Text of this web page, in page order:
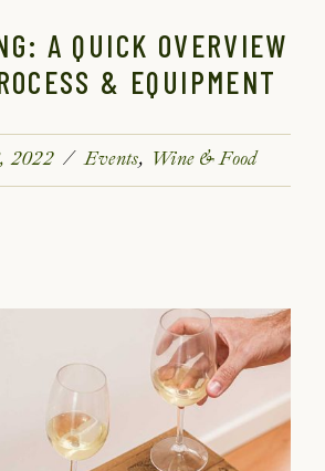
A QUICK OVERVIEW
& EQUIPMENT
2022 Events Wine & Food